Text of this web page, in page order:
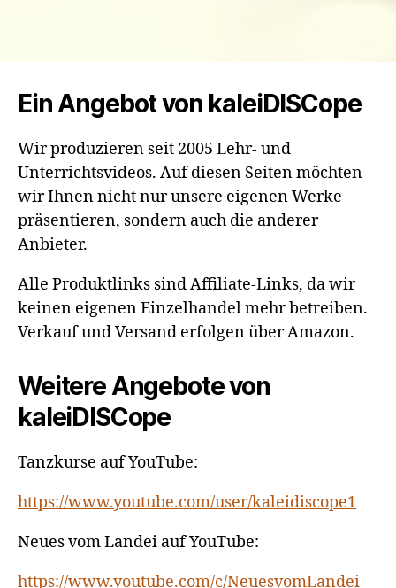
Ein Angebot von kaleiDISCope
Wir produzieren seit 2005 Lehr- und
Unterrichtsvideos. Auf diesen Seiten möchten
wir Ihnen nicht nur unsere eigenen Werke
präsentieren, sondern auch die anderer
Anbieter.
Alle Produktlinks sind Affiliate-Links, da wir
keinen eigenen Einzelhandel mehr betreiben.
Verkauf und Versand erfolgen über Amazon.
Weitere Angebote von
kaleiDISCope
Tanzkurse auf YouTube:
https://www.youtube.com/user/kaleidiscope1
Neues vom Landei auf YouTube:
https://www.youtube.com/c/NeuesvomLandei